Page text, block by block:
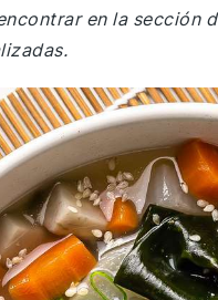
en la sección